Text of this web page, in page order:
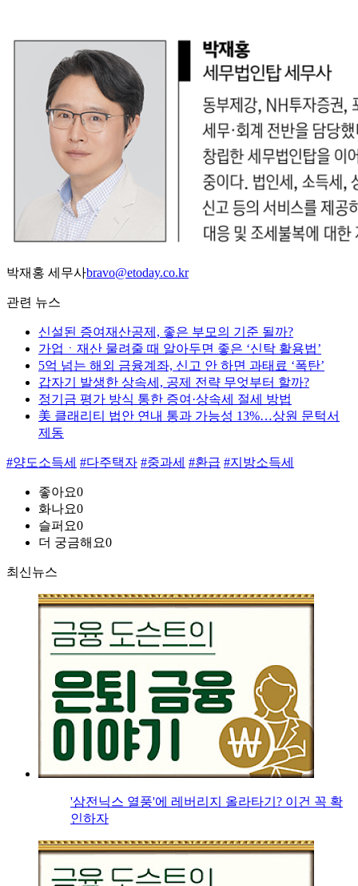
박재홍 세무사bravo@etoday.co.kr
관련 뉴스
신설된 증여재산공제, 좋은 부모의 기준 될까?
가업ㆍ재산 물려줄 때 알아두면 좋은 ‘신탁 활용법’
5억 넘는 해외 금융계좌, 신고 안 하면 과태료 ‘폭탄’
갑자기 발생한 상속세, 공제 전략 무엇부터 할까?
정기금 평가 방식 통한 증여·상속세 절세 방법
美 클래리티 법안 연내 통과 가능성 13%…상원 문턱서
제동
#양도소득세 #다주택자 #중과세 #환급 #지방소득세
좋아요0
화나요0
슬퍼요0
더 궁금해요0
최신뉴스
'삼전닉스 열풍'에 레버리지 올라타기? 이건 꼭 확
인하자